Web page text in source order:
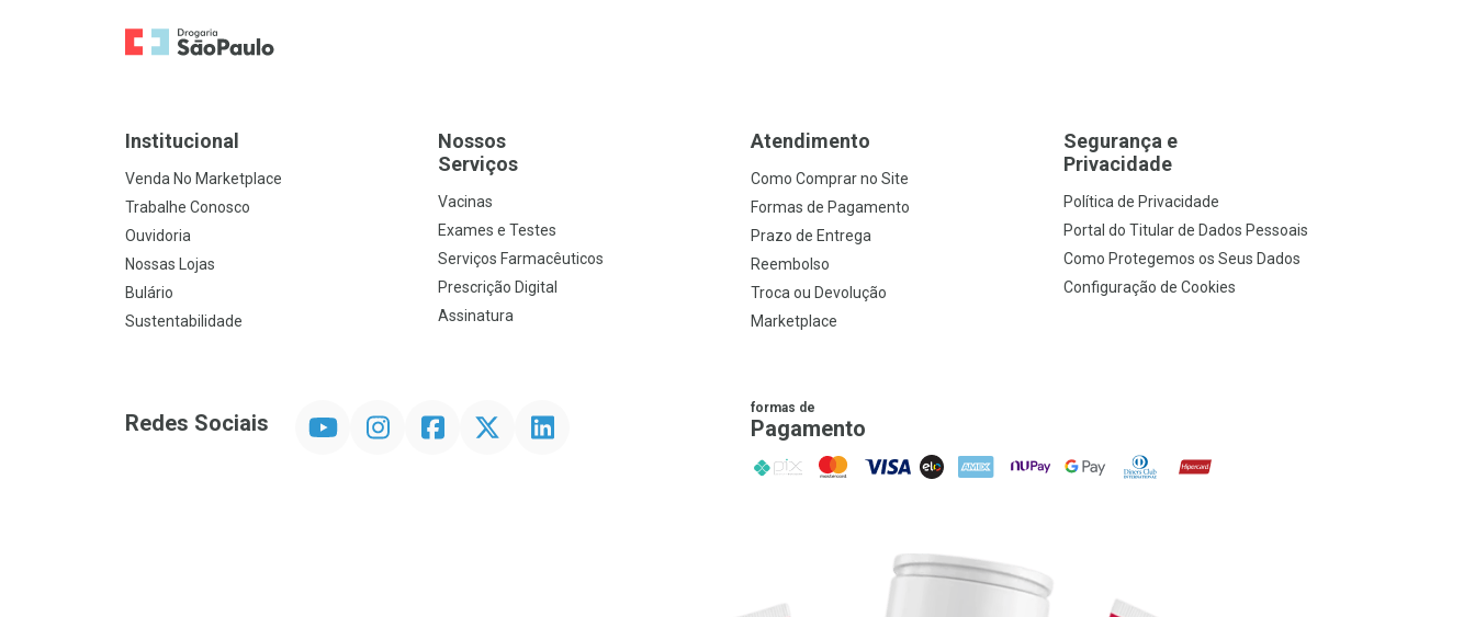
Ir para a Home
Institucional
Venda No Marketplace
Trabalhe Conosco
Ouvidoria
Nossas Lojas
Bulário
Sustentabilidade
Nossos
Serviços
Vacinas
Exames e Testes
Serviços Farmacêuticos
Prescrição Digital
Assinatura
Atendimento
Como Comprar no Site
Formas de Pagamento
Prazo de Entrega
Reembolso
Troca ou Devolução
Marketplace
Segurança e
Privacidade
Política de Privacidade
Portal do Titular de Dados Pessoais
Como Protegemos os Seus Dados
Configuração de Cookies
Redes Sociais InstagramFacebookTwitter Linkedin formas de
Pagamento
PIX MasterCard
VISA ELO AMEX NuPay Google PayDiners ClubHipercard